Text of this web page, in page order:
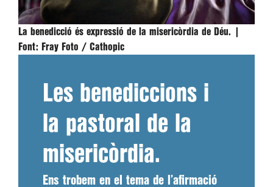
La benedicció és expressió de la misericòrdia de Déu. |
Font: Fray Foto / Cathopic
Les benediccions i
la pastoral de la
misericòrdia.
Ens trobem en el tema de l’afirmació